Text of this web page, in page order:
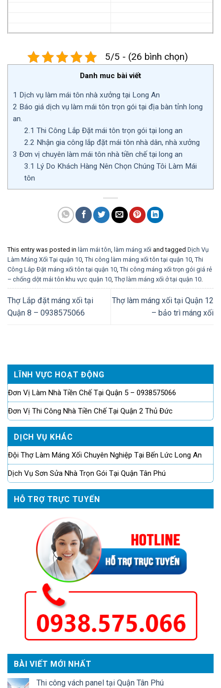
5/5 - (26 bình chọn)
Danh muc bài viết
1 Dịch vụ làm mái tôn nhà xưởng tại Long An
2 Báo giá dịch vụ làm mái tôn trọn gói tại địa bàn tỉnh long
an.
2.1 Thi Công Lắp Đặt mái tôn trọn gói tại long an
2.2 Nhận gia công lắp đặt mái tôn nhà dân, nhà xưởng
3 Đơn vị chuyên làm mái tôn nhà tiền chế tại long an
3.1 Lý Do Khách Hàng Nên Chọn Chúng Tôi Làm Mái
tôn
This entry was posted in làm mái tôn làm máng xối and tagged Dịch Vụ
Làm Máng Xối Tại quận 10 Thi công làm máng xối tôn tại quận 10 Thi
Công Lắp Đặt máng xối tôn tại quận 10 Thi công máng xối trọn gói giá rẻ
– chống dột mái tôn khu vực quận 10 Thợ làm máng xối ở tại quận 10
Thợ Lắp đặt máng xối tại
Quận 8 – 0938575066
Thợ làm máng xối tại Quận 12
– bảo trì máng xối
LĨNH VỰC HOẠT ĐỘNG
Đơn Vị Làm Nhà Tiền Chế Tại Quận 5 – 0938575066
Đơn Vị Thi Công Nhà Tiền Chế Tại Quận 2 Thủ Đức
DỊCH VỤ KHÁC
Đội Thợ Làm Máng Xối Chuyên Nghiệp Tại Bến Lức Long An
Dịch Vụ Sơn Sửa Nhà Trọn Gói Tại Quận Tân Phú
HỖ TRỢ TRỰC TUYẾN
BÀI VIẾT MỚI NHẤT
Thi công vách panel tại Quận Tân Phú